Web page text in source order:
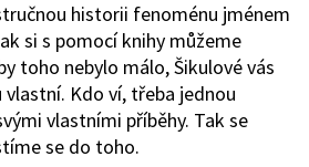
historii fenoménu jménem
si s pomocí knihy můžeme
toho nebylo málo, Šikulové vás
Kdo ví, třeba jednou
vlastními příběhy. Tak se
se do toho.